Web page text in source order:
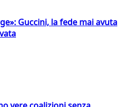
Guccini, la fede mai avuta